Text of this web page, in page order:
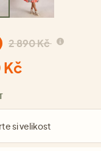
2 890 Kč
Kč
si velikost